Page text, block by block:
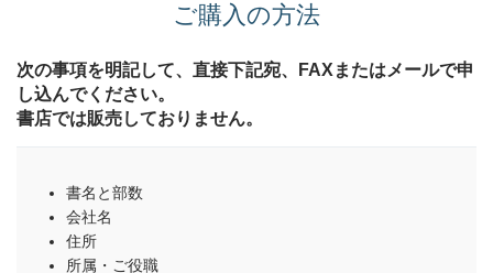
ご購入の方法
次の事項を明記して、直接下記宛、FAXまたはメールで申
し込んでください。
書店では販売しておりません。
書名と部数
会社名
住所
所属・ご役職